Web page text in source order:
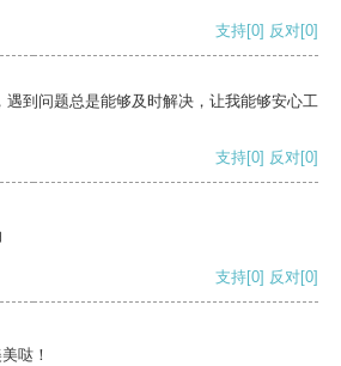
支持[0] 反对[0]
遇到问题总是能够及时解决，让我能够安心工
支持[0] 反对[0]
支持[0] 反对[0]
哒！